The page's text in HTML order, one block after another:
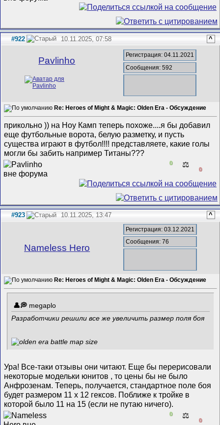
#922 10.11.2025, 07:58 ^
Pavlinho
Регистрация: 04.11.2021
Сообщения: 592
Re: Heroes of Might & Magic: Olden Era - Обсуждение
прикольно )) на Ноу Камп теперь похоже....я бы добавил
еще футбольные ворота, белую разметку, и пусть
существа играют в футбол!!!! представляете, какие голы
могли бы забить например Титаны???
0 ⚖️
0
#923 10.11.2025, 13:47 ^
Nameless Hero
Регистрация: 03.12.2021
Сообщения: 76
Re: Heroes of Might & Magic: Olden Era - Обсуждение
megaplo
Разработчики решили все же увеличить размер поля боя
Ура! Все-таки отзывы они читают. Еще бы перерисовали
некоторые модельки юнитов , то цены бы не было
Анфрозенам. Теперь, получается, стандартное поле боя
будет размером 11 x 12 гексов. Поближе к тройке в
которой было 11 на 15 (если не путаю ничего).
0 ⚖️
0